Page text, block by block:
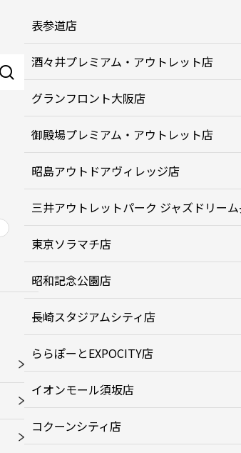
表参道店
酒々井プレミアム・アウトレット店
グランフロント大阪店
御殿場プレミアム・アウトレット店
昭島アウトドアヴィレッジ店
三井アウトレットパーク ジャズドリー
東京ソラマチ店
昭和記念公園店
長崎スタジアムシティ店
ららぽーとEXPOCITY店
イオンモール須坂店
コクーンシティ店